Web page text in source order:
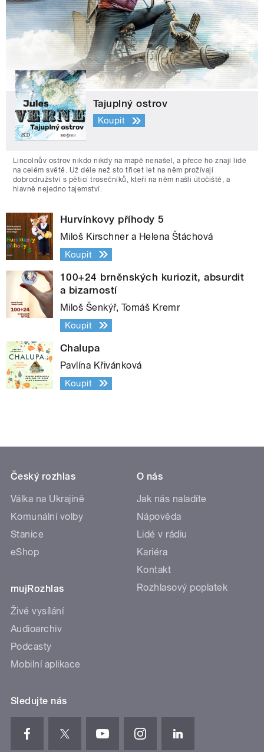
Tajuplný ostrov
Koupit
Lincolnův ostrov nikdo nikdy na mapě nenašel, a přece ho znají lidé
na celém světě. Už déle než sto třicet let na něm prožívají
dobrodružství s pěticí trosečníků, kteří na něm našli útočiště, a
hlavně nejedno tajemství.
Hurvínkovy příhody 5
Miloš Kirschner a Helena Štáchová
Koupit
100+24 brněnských kuriozit, absurdit
a bizarností
Miloš Šenkýř, Tomáš Kremr
Koupit
Chalupa
Pavlína Křivánková
Koupit
Český rozhlas
Válka na Ukrajině
Komunální volby
Stanice
eShop
mujRozhlas
Živé vysílání
Audioarchiv
Podcasty
Mobilní aplikace
O nás
Jak nás naladíte
Nápověda
Lidé v rádiu
Kariéra
Kontakt
Rozhlasový poplatek
Sledujte nás